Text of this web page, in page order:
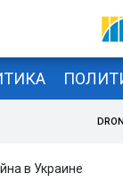
в Украине